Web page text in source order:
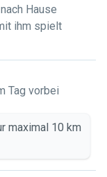
Hause
ihm spielt
Tag vorbei
maximal 10 km